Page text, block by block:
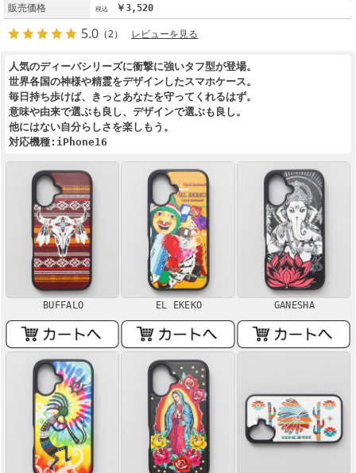
販売価格
￥3,520
5.0 （2） レビューを見る
人気のディーバシリーズに衝撃に強いタフ型が登場。
世界各国の神様や精霊をデザインしたスマホケース。
毎日持ち歩けば、きっとあなたを守ってくれるはず。
意味や由来で選ぶも良し、デザインで選ぶも良し。
他にはない自分らしさを楽しもう。
対応機種:iPhone16
BUFFALO EL EKEKO GANESHA